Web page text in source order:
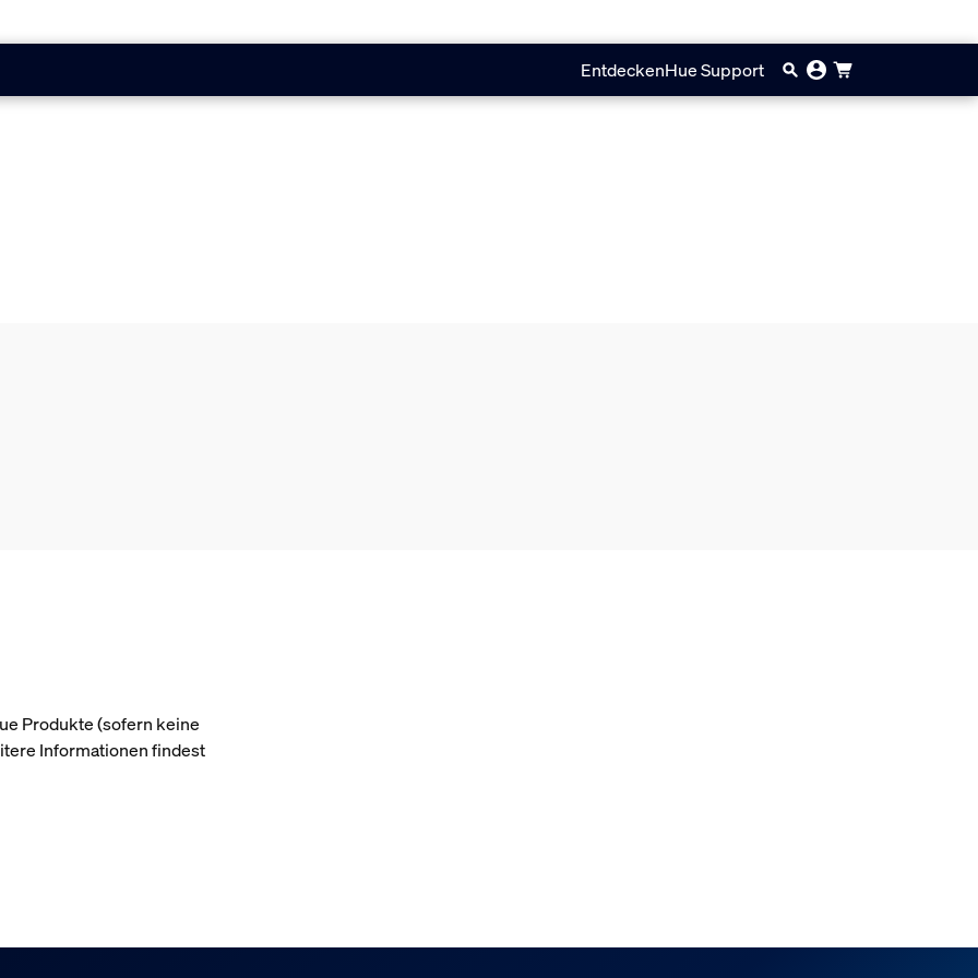
EntdeckenHue Support
Produkte (sofern keine
Informationen findest